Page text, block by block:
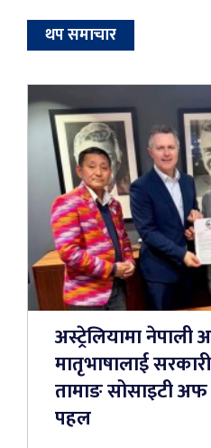
थप समाचार
अस्ट्रेलियामा नेपाली
मातृभाषालाई
तामाङ सोसाइटी
पहल